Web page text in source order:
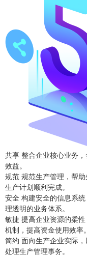
共享 整合企业核心业务
效益。
规范 规范生产管理，帮
生产计划顺利完成。
安全 构建安全的信息系
理透明的业务体系。
敏捷 提高企业资源的柔
机制，提高资金使用效率。
简约 面向生产企业实际
处理生产管理事务。